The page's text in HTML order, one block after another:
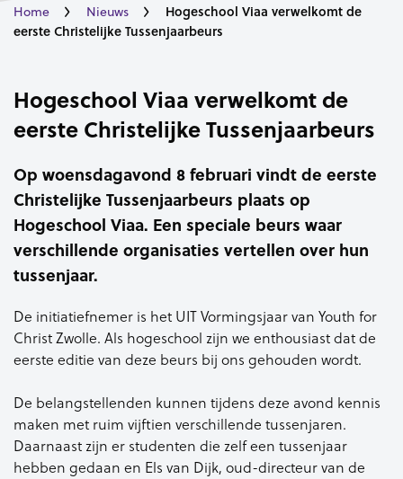
Home Nieuws
Hogeschool Viaa verwelkomt de
eerste Christelijke Tussenjaarbeurs
Hogeschool Viaa verwelkomt de
eerste Christelijke Tussenjaarbeurs
Op woensdagavond 8 februari vindt de eerste
Christelijke Tussenjaarbeurs plaats op
Hogeschool Viaa. Een speciale beurs waar
verschillende organisaties vertellen over hun
tussenjaar.
De initiatiefnemer is het UIT Vormingsjaar van Youth for
Christ Zwolle. Als hogeschool zijn we enthousiast dat de
eerste editie van deze beurs bij ons gehouden wordt.
De belangstellenden kunnen tijdens deze avond kennis
maken met ruim vijftien verschillende tussenjaren.
Daarnaast zijn er studenten die zelf een tussenjaar
hebben gedaan en Els van Dijk, oud-directeur van de